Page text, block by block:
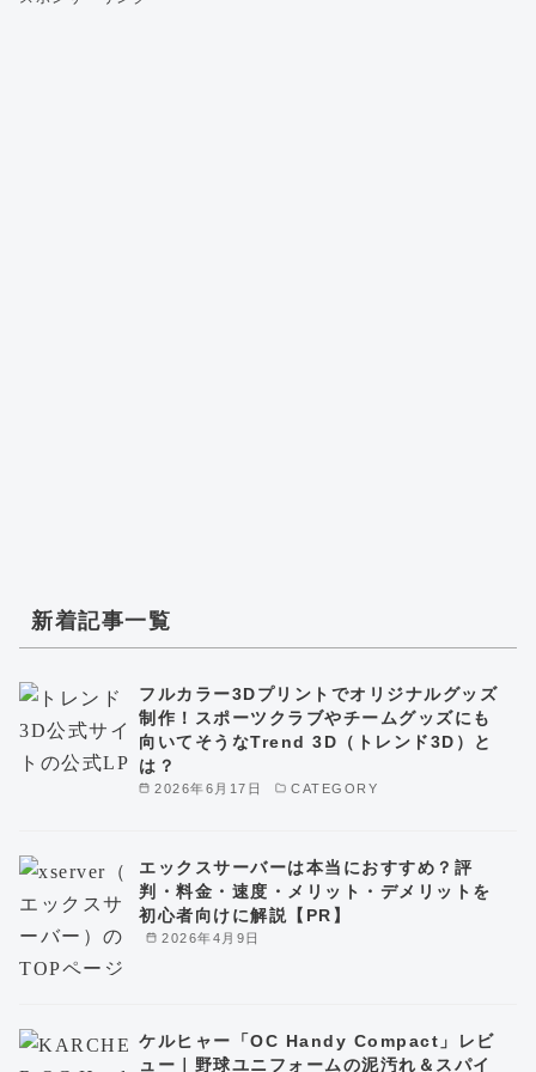
新着記事一覧
2026年6月17日 CATEGORY
フルカラー3Dプリントでオリジナルグッズ
制作！スポーツクラブやチームグッズにも
向いてそうなTrend 3D（トレンド3D）と
は？
2026年4月9日
エックスサーバーは本当におすすめ？評
判・料金・速度・メリット・デメリットを
初心者向けに解説【PR】
ケルヒャー「OC Handy Compact」レビ
ュー｜野球ユニフォームの泥汚れ＆スパイ